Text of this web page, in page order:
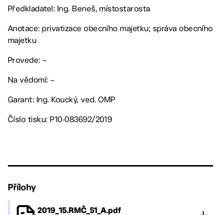
Předkladatel: Ing. Beneš, místostarosta
Anotace: privatizace obecního majetku; správa obecního
majetku
Provede: –
Na vědomí: –
Garant: Ing. Koucký, ved. OMP
Číslo tisku: P10-083692/2019
Přílohy
2019_15.RMČ_51_A.pdf